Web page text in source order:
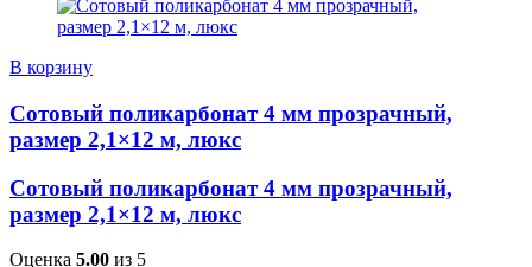
В корзину
Сотовый поликарбонат 4 мм прозрачный,
размер 2,1×12 м, люкс
Сотовый поликарбонат 4 мм прозрачный,
размер 2,1×12 м, люкс
Оценка 5.00 из 5